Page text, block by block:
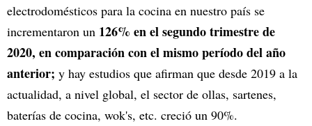
electrodomésticos para la cocina en nuestro país se
incrementaron un 126% en el segundo trimestre de
2020, en comparación con el mismo período del año
anterior; y hay estudios que afirman que desde 2019 a la
actualidad, a nivel global, el sector de ollas, sartenes,
baterías de cocina, wok's, etc. creció un 90%.